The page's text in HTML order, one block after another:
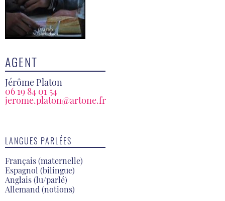
AGENT
Jérôme Platon
06 19 84 01 54
jerome.platon@artone.fr
LANGUES PARLÉES
Français (maternelle)
Espagnol (bilingue)
Anglais (lu/parlé)
Allemand (notions)